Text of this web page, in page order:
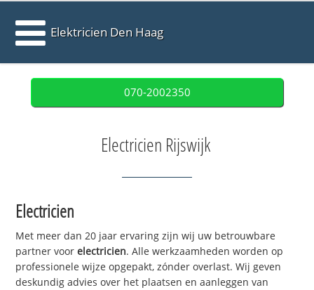
Elektricien Den Haag
070-2002350
Electricien Rijswijk
Electricien
Met meer dan 20 jaar ervaring zijn wij uw betrouwbare
partner voorelectricien. Alle werkzaamheden worden op
professionele wijze opgepakt, zónder overlast. Wij geven
deskundig advies over het plaatsen en aanleggen van